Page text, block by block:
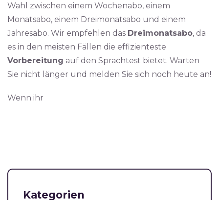
Wahl zwischen einem Wochenabo, einem
Monatsabo, einem Dreimonatsabo und einem
Jahresabo. Wir empfehlen das Dreimonatsabo, da
es in den meisten Fällen die effizienteste
Vorbereitung auf den Sprachtest bietet. Warten
Sie nicht länger und melden Sie sich noch heute an!
Wenn ihr
Kategorien